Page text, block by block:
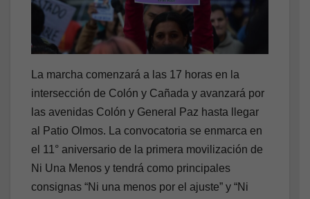
La marcha comenzará a las 17 horas en la
intersección de Colón y Cañada y avanzará por
las avenidas Colón y General Paz hasta llegar
al Patio Olmos. La convocatoria se enmarca en
el 11° aniversario de la primera movilización de
Ni Una Menos y tendrá como principales
consignas “Ni una menos por el ajuste” y “Ni